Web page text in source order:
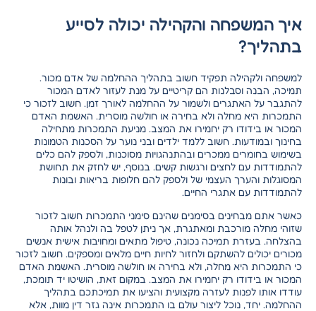
איך המשפחה והקהילה יכולה לסייע
בתהליך?
למשפחה ולקהילה תפקיד חשוב בתהליך ההחלמה של אדם מכור.
תמיכה, הבנה וסבלנות הם קריטיים על מנת לעזור לאדם המכור
להתגבר על האתגרים ולשמור על ההחלמה לאורך זמן. חשוב לזכור כי
התמכרות היא מחלה ולא בחירה או חולשה מוסרית. האשמת האדם
המכור או בידודו רק יחמירו את המצב. מניעת התמכרות מתחילה
בחינוך ובמודעות. חשוב ללמד ילדים ובני נוער על הסכנות הטמונות
בשימוש בחומרים ממכרים ובהתנהגויות מסוכנות, ולספק להם כלים
להתמודדות עם לחצים ורגשות קשים. בנוסף, יש לחזק את תחושת
המסוגלות והערך העצמי של ולספק להם חלופות בריאות ובונות
להתמודדות עם אתגרי החיים.
כאשר אתם מבחינים בסימנים שהינם סימני התמכרות חשוב לזכור
שזוהי מחלה מורכבת ומאתגרת, אך ניתן לטפל בה ולנהל אותה
בהצלחה. בעזרת תמיכה נכונה, טיפול מתאים ומחויבות אישית אנשים
מכורים יכולים להשתקם ולחזור לחיות חיים מלאים ומספקים. חשוב לזכור
כי התמכרות היא מחלה, ולא בחירה או חולשה מוסרית. האשמת האדם
המכור או בידודו רק יחמירו את המצב. במקום זאת, הושיטו יד תומכת,
עודדו אותו לפנות לעזרה מקצועית והציעו את תמיכתכם בתהליך
ההחלמה. יחד, נוכל ליצור עולם בו התמכרות אינה גזר דין מוות, אלא